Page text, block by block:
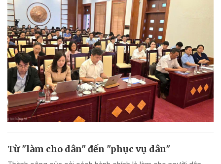
Từ "làm cho dân" đến "phục vụ dân"